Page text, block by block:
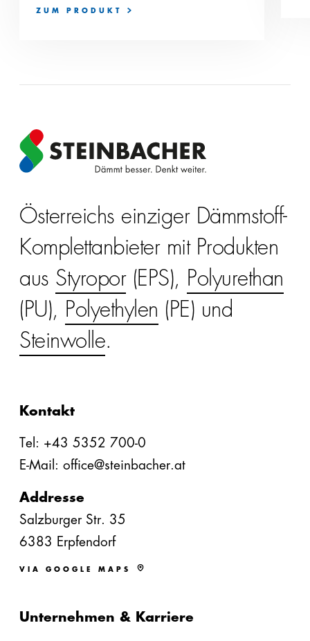
ZUM PRODUKT
Österreichs einziger Dämmstoff-
Komplettanbieter mit Produkten
aus Styropor(EPS), Polyurethan
(PU), Polyethylen (PE) und
Steinwolle.
Kontakt
Tel: +43 5352 700-0
E-Mail: office@steinbacher.at
Addresse
Salzburger Str. 35
6383 Erpfendorf
VIA GOOGLE MAPS
Unternehmen & Karriere